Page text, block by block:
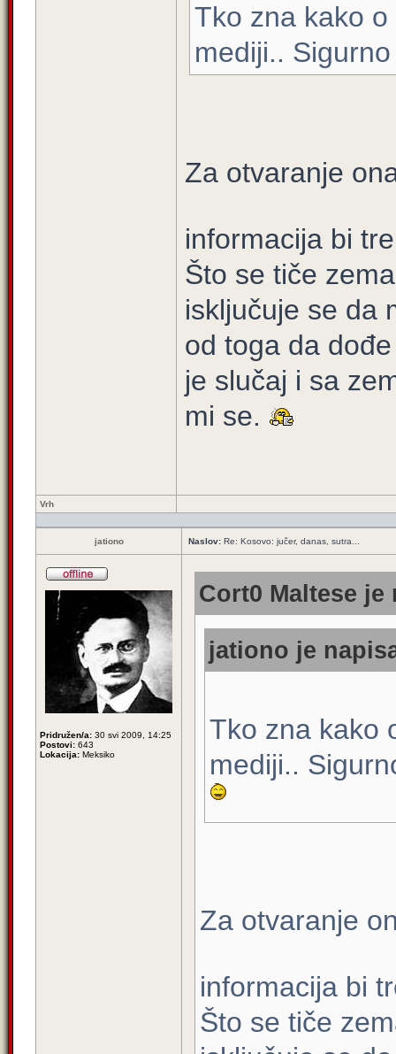
Tko zna kako
mediji..
Za otvaranje
informacija bi
Što se tiče
isključuje se da
od toga da
je slučaj i sa
mi se.
Vrh
jationo Naslov: Re: Kosovo: jučer, danas, sutra...
Pridružen/a: 30 svi 2009, 14:25
Postovi: 643
Lokacija: Meksiko
Cort0 Maltese je
jationo je
Tko zna kako
mediji..
Za otvaranje
informacija bi
Što se tiče